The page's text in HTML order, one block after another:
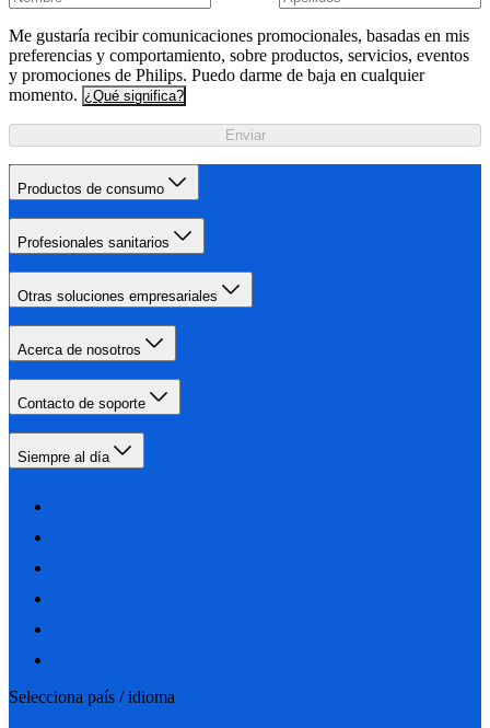
Me gustaría recibir comunicaciones promocionales, basadas en mis
preferencias y comportamiento, sobre productos, servicios, eventos
y promociones de Philips. Puedo darme de baja en cualquier
momento. ¿Qué significa?
Enviar
Productos de consumo
Profesionales sanitarios
Otras soluciones empresariales
Acerca de nosotros
Contacto de soporte
Siempre al día
Selecciona país / idioma